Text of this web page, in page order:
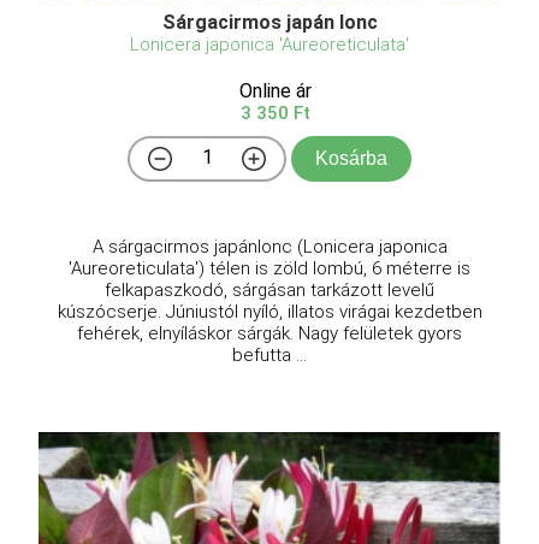
Sárgacirmos japán lonc
Lonicera japonica 'Aureoreticulata'
Online ár
3 350 Ft
Kosárba
A sárgacirmos japánlonc (Lonicera japonica
'Aureoreticulata') télen is zöld lombú, 6 méterre is
felkapaszkodó, sárgásan tarkázott levelű
kúszócserje. Júniustól nyíló, illatos virágai kezdetben
fehérek, elnyíláskor sárgák. Nagy felületek gyors
befutta ...